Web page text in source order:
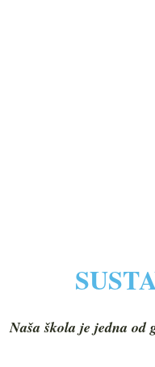
Naša škola je jedna